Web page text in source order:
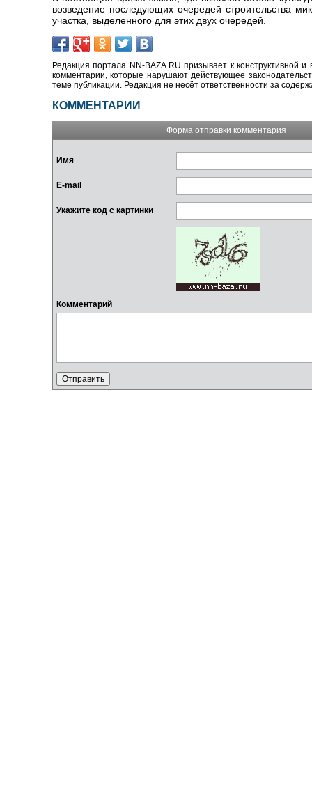
возведение последующих очередей строительства
участка, выделенного для этих двух очередей.‭ ‬
Редакция портала NN-BAZA.RU призывает к конструктивной
комментарии, которые нарушают действующее
теме публикации. Редакция не несёт ответственности за
КОММЕНТАРИИ
Форма отправки комментария
Имя
E-mail
Укажите код с картинки
Комментарий